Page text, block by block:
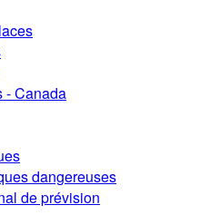
- Canada
dangereuses
de prévision